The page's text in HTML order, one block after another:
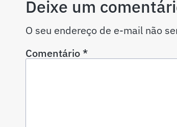
Deixe um
O seu endereço de e-mail não
Comentário*